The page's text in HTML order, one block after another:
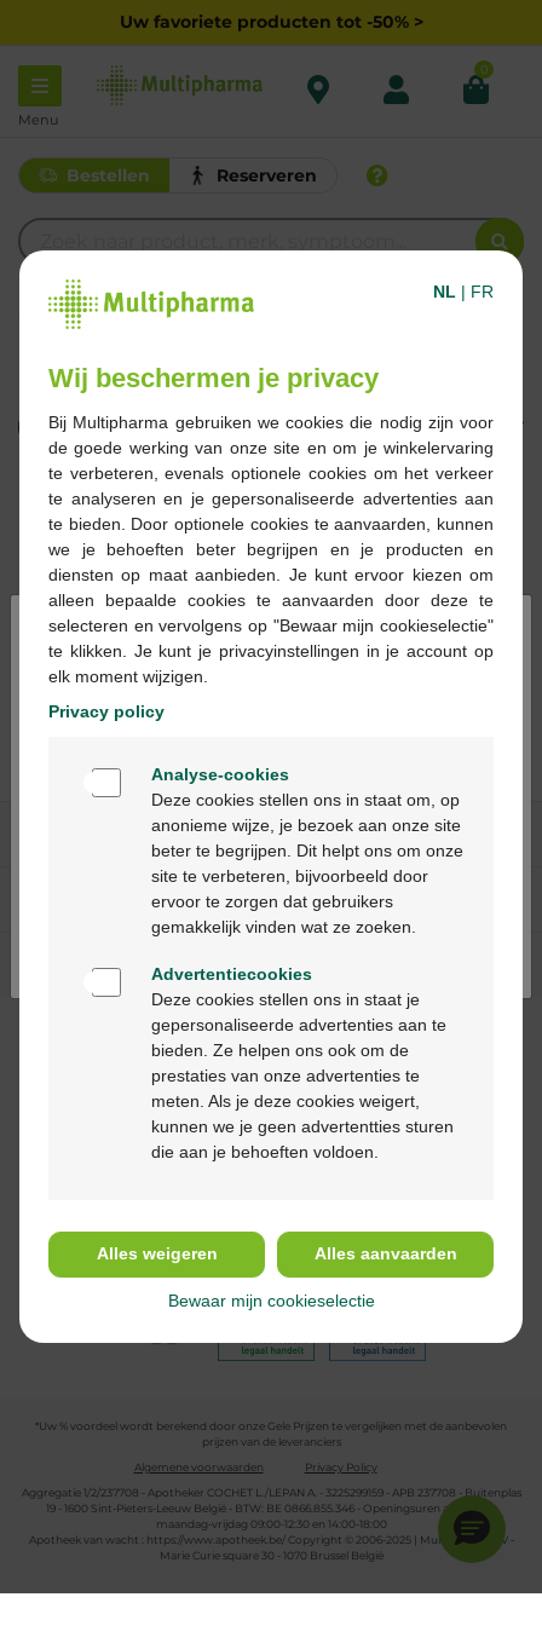
Uw favoriete producten tot -50% >
Menu
0
Bestellen Reserveren
B
Filteren
1 Resultaten
Bactrim forte comp
10x160mg/800mg
Onze diensten
Over Multipharma
Hulp & contact
Betaalmethodes
*Uw % voordeel wordt berekend door onze Gele Prijzen te vergelijken met de aanbevolen
prijzen van de leveranciers
Algemene voorwaarden
Privacy Policy
Aggregatie 1/2/237708 - Apotheker COCHET L./LEPAN A. - 3225299159 - APB 237708 - Buitenplas
19 - 1600 Sint-Pieters-Leeuw België - BTW: BE 0866.855.346 - Openingsuren apotheek:
maandag-vrijdag 09:00-12:30 en 14:00-18:00
Apotheek van wacht :
https://www.apotheek.be/Copyright © 2006-2025 | Multipharma CV -
Marie Curie square 30 - 1070 Brussel België
×
Bienvenue
Ga verder in het nederlands
Continuez en français
NL | FR
Wij beschermen je privacy
Bij Multipharma gebruiken we cookies die nodig zijn voor
de goede werking van onze site en om je winkelervaring
te verbeteren, evenals optionele cookies om het verkeer
te analyseren en je gepersonaliseerde advertenties aan
te bieden. Door optionele cookies te aanvaarden, kunnen
we je behoeften beter begrijpen en je producten en
diensten op maat aanbieden. Je kunt ervoor kiezen om
alleen bepaalde cookies te aanvaarden door deze te
selecteren en vervolgens op "Bewaar mijn cookieselectie"
te klikken. Je kunt je privacyinstellingen in je account op
elk moment wijzigen.
Privacy policy
Analyse-cookies
Deze cookies stellen ons in staat om, op
anonieme wijze, je bezoek aan onze site
beter te begrijpen. Dit helpt ons om onze
site te verbeteren, bijvoorbeeld door
ervoor te zorgen dat gebruikers
gemakkelijk vinden wat ze zoeken.
Advertentiecookies
Deze cookies stellen ons in staat je
gepersonaliseerde advertenties aan te
bieden. Ze helpen ons ook om de
prestaties van onze advertenties te
meten. Als je deze cookies weigert,
kunnen we je geen advertentties sturen
die aan je behoeften voldoen.
Alles weigeren Alles aanvaarden
Bewaar mijn cookieselectie